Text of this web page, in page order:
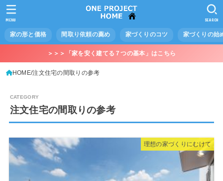
家の形と価格 間取り依頼の薦め 家づくりのコツ 家づくりの始
SEARCH
MENU
＞＞＞「家を安く建てる７つの基本」はこちら
HOME 注文住宅の間取りの参考
注文住宅の間取りの参考
理想の家づくりにむけて